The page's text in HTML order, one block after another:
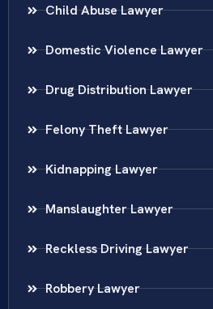
Child Abuse Lawyer
Domestic Violence Lawyer
Drug Distribution Lawyer
Felony Theft Lawyer
Kidnapping Lawyer
Manslaughter Lawyer
Reckless Driving Lawyer
Robbery Lawyer